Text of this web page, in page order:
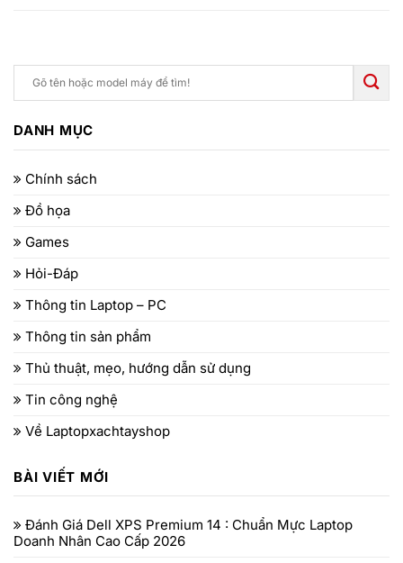
DANH MỤC
Chính sách
Đồ họa
Games
Hỏi-Đáp
Thông tin Laptop – PC
Thông tin sản phẩm
Thủ thuật, mẹo, hướng dẫn sử dụng
Tin công nghệ
Về Laptopxachtayshop
BÀI VIẾT MỚI
Đánh Giá Dell XPS Premium 14 : Chuẩn Mực Laptop
Doanh Nhân Cao Cấp 2026